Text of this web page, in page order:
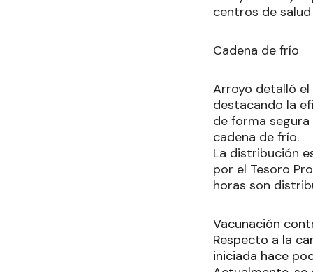
centros de
Cadena de frío
Arroyo detalló
destacando la
de forma
cadena de frío.
La distribución
por el Tesoro
horas son
Vacunación
Respecto a la
iniciada hace